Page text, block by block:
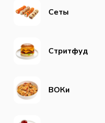
Сеты
Стритфуд
ВОКи